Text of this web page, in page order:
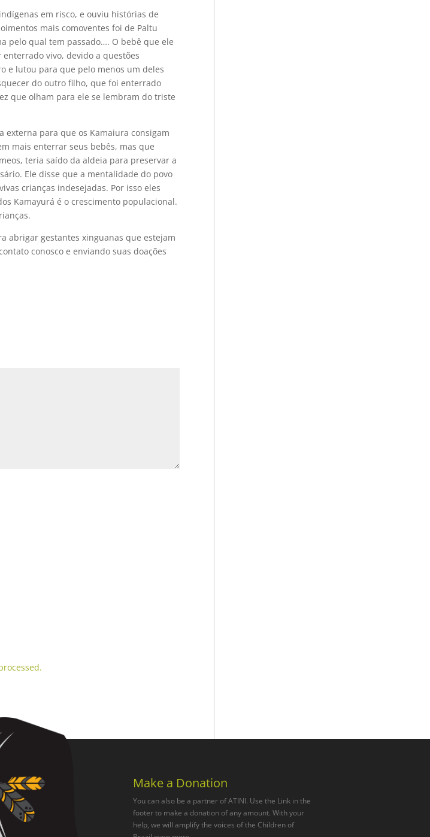
em risco, e ouviu histórias de
mais comoventes foi de Paltu
pelo qual tem passado…. O bebê que ele
vivo, devido a questões
e lutou para que pelo menos um deles
do outro filho, que foi enterrado
que olham para ele se lembram do triste
para que os Kamaiura consigam
mais enterrar seus bebês, mas que
teria saído da aldeia para preservar a
Ele disse que a mentalidade do povo
crianças indesejadas. Por isso eles
Kamayurá é o crescimento populacional.
abrigar gestantes xinguanas que estejam
conosco e enviando suas doações
Make a Donation
You can also be a partner of ATINI. Use the Link in the
footer to make a donation of any amount. With your
help, we will amplify the voices of the Children of